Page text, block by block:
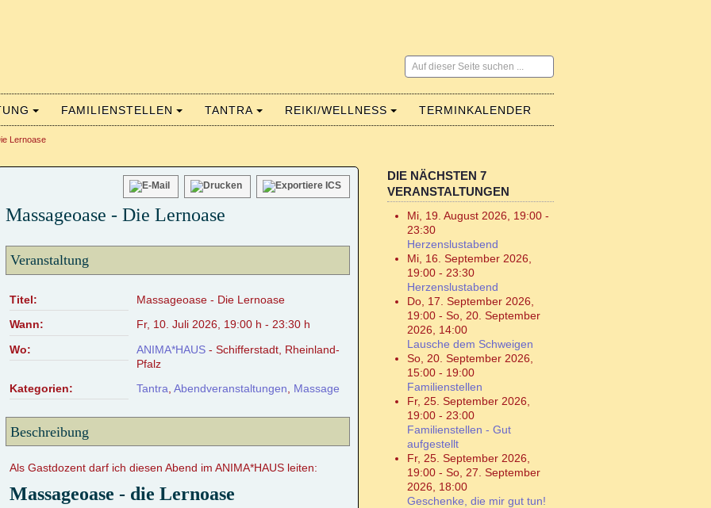
Suchen
...
FAMILIENSTELLEN TANTRA REIKI/WELLNESS TERMINKALENDER
Lernoase
Massageoase - Die Lernoase
Veranstaltung
Titel:
Massageoase - Die Lernoase
Wann:
Fr, 10. Juli 2026, 19:00 h - 23:30 h
Wo:
ANIMA*HAUS - Schifferstadt, Rheinland-
Pfalz
Kategorien:
Tantra Abendveranstaltungen Massage
Beschreibung
Als Gastdozent darf ich diesen Abend im ANIMA*HAUS leiten:
Massageoase - die Lernoase
DIE NÄCHSTEN 7
VERANSTALTUNGEN
Mi, 19. August 2026 19:00 -
23:30
Herzenslustabend
Mi, 16. September 2026
19:00 - 23:30
Herzenslustabend
Do, 17. September 2026
19:00 - So, 20. September
2026
14:00
Lausche dem Schweigen
So, 20. September 2026
15:00 - 19:00
Familienstellen
Fr, 25. September 2026
19:00 - 23:00
Familienstellen - Gut
aufgestellt
Fr, 25. September 2026
19:00 - So, 27. September
2026
18:00
Geschenke, die mir gut tun!